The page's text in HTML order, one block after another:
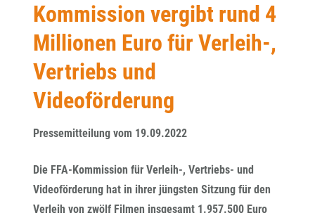
Kommission vergibt rund 4
Millionen Euro für Verleih-,
Vertriebs und
Videoförderung
Pressemitteilung vom 19.09.2022
Die FFA-Kommission für Verleih-, Vertriebs- und
Videoförderung hat in ihrer jüngsten Sitzung für den
Verleih von zwölf Filmen insgesamt 1.957.500 Euro